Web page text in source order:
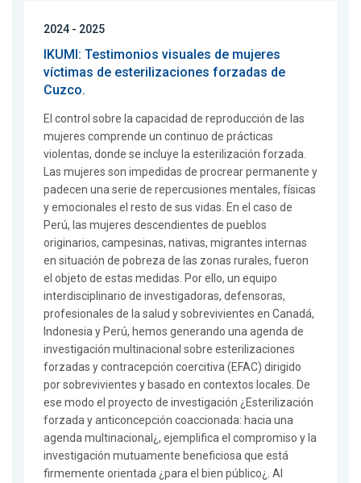
2024 - 2025
IKUMI: Testimonios visuales de mujeres
víctimas de esterilizaciones forzadas de
Cuzco.
El control sobre la capacidad de reproducción de las
mujeres comprende un continuo de prácticas
violentas, donde se incluye la esterilización forzada.
Las mujeres son impedidas de procrear permanente y
padecen una serie de repercusiones mentales, físicas
y emocionales el resto de sus vidas. En el caso de
Perú, las mujeres descendientes de pueblos
originarios, campesinas, nativas, migrantes internas
en situación de pobreza de las zonas rurales, fueron
el objeto de estas medidas. Por ello, un equipo
interdisciplinario de investigadoras, defensoras,
profesionales de la salud y sobrevivientes en Canadá,
Indonesia y Perú, hemos generando una agenda de
investigación multinacional sobre esterilizaciones
forzadas y contracepción coercitiva (EFAC) dirigido
por sobrevivientes y basado en contextos locales. De
ese modo el proyecto de investigación ¿Esterilización
forzada y anticoncepción coaccionada: hacia una
agenda multinacional¿, ejemplifica el compromiso y la
investigación mutuamente beneficiosa que está
firmemente orientada ¿para el bien público¿. Al